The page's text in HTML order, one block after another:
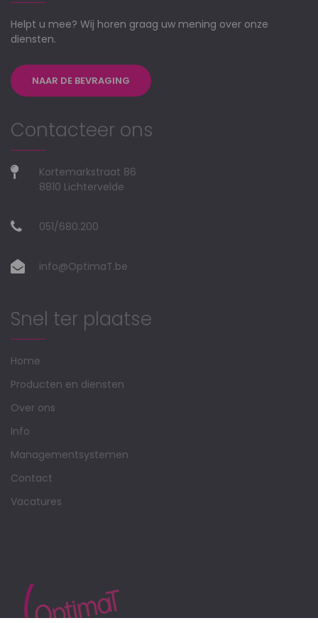
Helpt u mee? Wij horen graag uw mening over onze
diensten.
NAAR DE BEVRAGING
Contacteer ons
Kortemarkstraat 86
8810 Lichtervelde
051/680.200
info@OptimaT.be
Snel ter plaatse
Home
Producten en diensten
Over ons
Info
Managementsystemen
Contact
Vacatures